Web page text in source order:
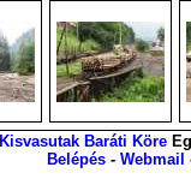
Kisvasutak Baráti Köre
Belépés - Webmail